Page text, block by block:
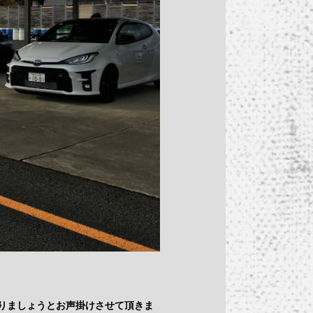
ましょうとお声掛けさせて頂きま